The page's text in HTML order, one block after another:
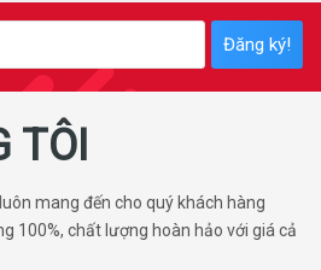
Đăng ký!
TÔI
mang đến cho quý khách hàng
100%, chất lượng hoàn hảo với giá cả